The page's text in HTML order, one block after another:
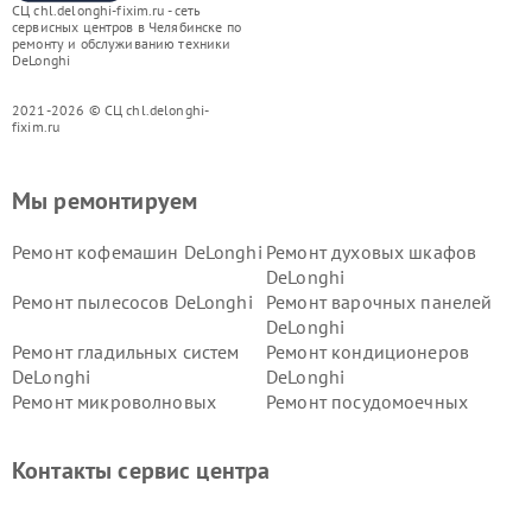
СЦ chl.delonghi-fixim.ru - сеть
сервисных центров в Челябинске по
ремонту и обслуживанию техники
DeLonghi
2021-2026 © СЦ chl.delonghi-
fixim.ru
Мы ремонтируем
Ремонт кофемашин DeLonghi Ремонт духовых шкафов
DeLonghi
Ремонт пылесосов DeLonghi
Ремонт варочных панелей
DeLonghi
Ремонт гладильных систем
DeLonghi
Ремонт кондиционеров
DeLonghi
Ремонт микроволновых
Ремонт посудомоечных
DeLonghi
DeLonghi
Контакты сервис центра